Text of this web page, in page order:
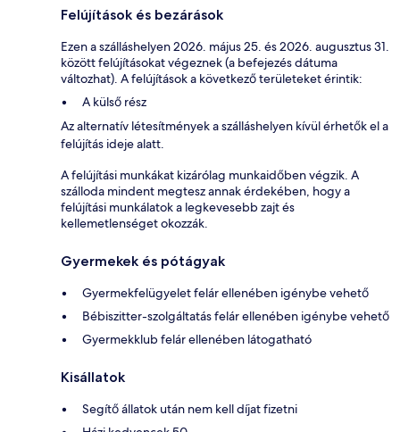
Felújítások és bezárások
Ezen a szálláshelyen 2026. május 25. és 2026. augusztus 31.
között felújításokat végeznek (a befejezés dátuma
változhat). A felújítások a következő területeket érintik:
A külső rész
Az alternatív létesítmények a szálláshelyen kívül érhetők el a
felújítás ideje alatt.
A felújítási munkákat kizárólag munkaidőben végzik. A
szálloda mindent megtesz annak érdekében, hogy a
felújítási munkálatok a legkevesebb zajt és
kellemetlenséget okozzák.
Gyermekek és pótágyak
Gyermekfelügyelet felár ellenében igénybe vehető
Bébiszitter-szolgáltatás felár ellenében igénybe vehető
Gyermekklub felár ellenében látogatható
Kisállatok
Segítő állatok után nem kell díjat fizetni